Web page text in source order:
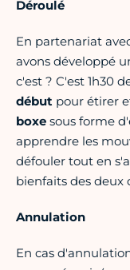
Déroulé
En partenariat
avons développé
c'est ? C'est 1h30
début pour étirer
boxe sous forme
apprendre les
défouler tout en
bienfaits des deux
Annulation
En cas